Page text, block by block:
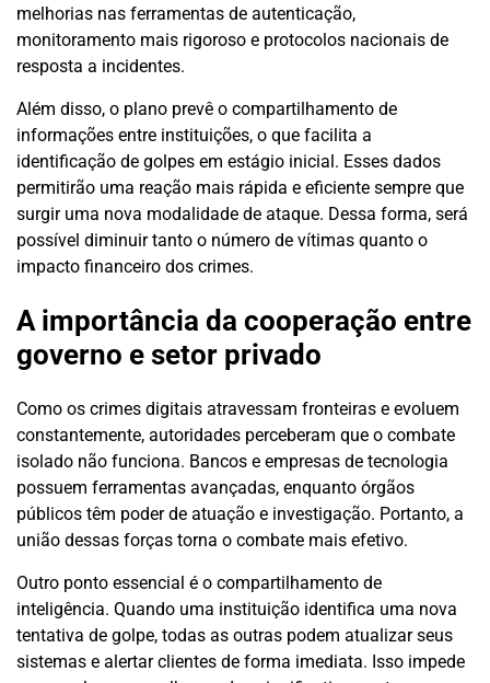
melhorias nas ferramentas de autenticação,
monitoramento mais rigoroso e protocolos nacionais de
resposta a incidentes.
Além disso, o plano prevê o compartilhamento de
informações entre instituições, o que facilita a
identificação de golpes em estágio inicial. Esses dados
permitirão uma reação mais rápida e eficiente sempre que
surgir uma nova modalidade de ataque. Dessa forma, será
possível diminuir tanto o número de vítimas quanto o
impacto financeiro dos crimes.
A importância da cooperação entre
governo e setor privado
Como os crimes digitais atravessam fronteiras e evoluem
constantemente, autoridades perceberam que o combate
isolado não funciona. Bancos e empresas de tecnologia
possuem ferramentas avançadas, enquanto órgãos
públicos têm poder de atuação e investigação. Portanto, a
união dessas forças torna o combate mais efetivo.
Outro ponto essencial é o compartilhamento de
inteligência. Quando uma instituição identifica uma nova
tentativa de golpe, todas as outras podem atualizar seus
sistemas e alertar clientes de forma imediata. Isso impede